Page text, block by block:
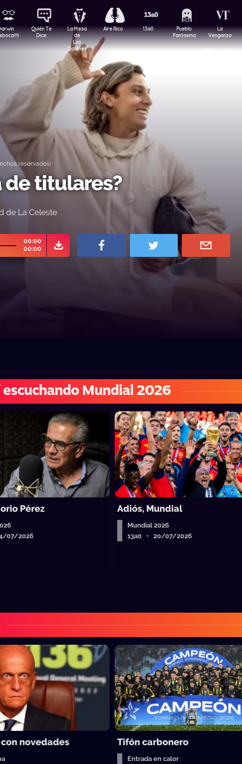
Quién Te
Dice
La Mesa
de
Los
Galanes
Aire Rico 13a0
Pueblo
Fantasma
La
Venganza
reservados)
de titulares?
de La Celeste
00:00
00:00
escuchando Mundial 2026
Pérez
07/2026
Adiós, Mundial
Mundial 2026
13a0 • 20/07/2026
novedades Tifón carbonero
Entrada en calor